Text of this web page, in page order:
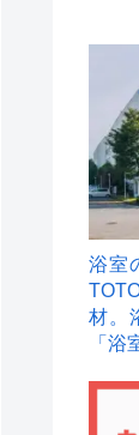
浴室
材。
「浴